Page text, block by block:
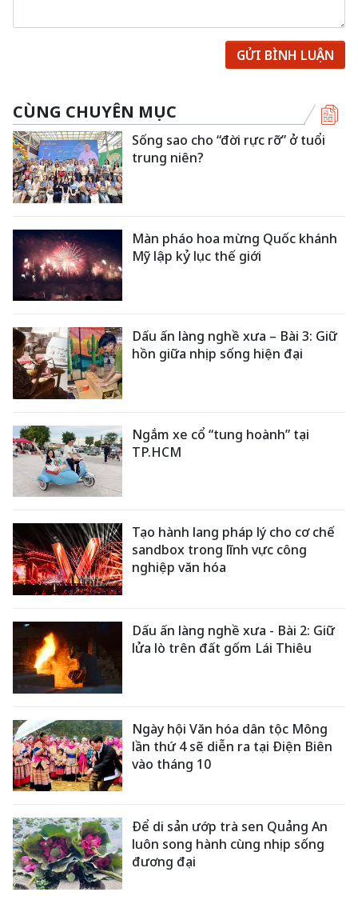
GỬI BÌNH LUẬN
CÙNG CHUYÊN MỤC
Sống sao cho “đời rực rỡ” ở tuổi
trung niên?
Màn pháo hoa mừng Quốc khánh
Mỹ lập kỷ lục thế giới
Dấu ấn làng nghề xưa – Bài 3: Giữ
hồn giữa nhịp sống hiện đại
Ngắm xe cổ “tung hoành” tại
TP.HCM
Tạo hành lang pháp lý cho cơ chế
sandbox trong lĩnh vực công
nghiệp văn hóa
Dấu ấn làng nghề xưa - Bài 2: Giữ
lửa lò trên đất gốm Lái Thiêu
Ngày hội Văn hóa dân tộc Mông
lần thứ 4 sẽ diễn ra tại Điện Biên
vào tháng 10
Để di sản ướp trà sen Quảng An
luôn song hành cùng nhịp sống
đương đại